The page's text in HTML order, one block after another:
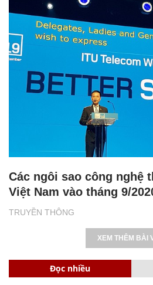
TRUYỀN THÔNG
Các ngôi sao công nghệ
Việt Nam vào tháng 9/
XEM THÊM BÀI
Đọc nhiều